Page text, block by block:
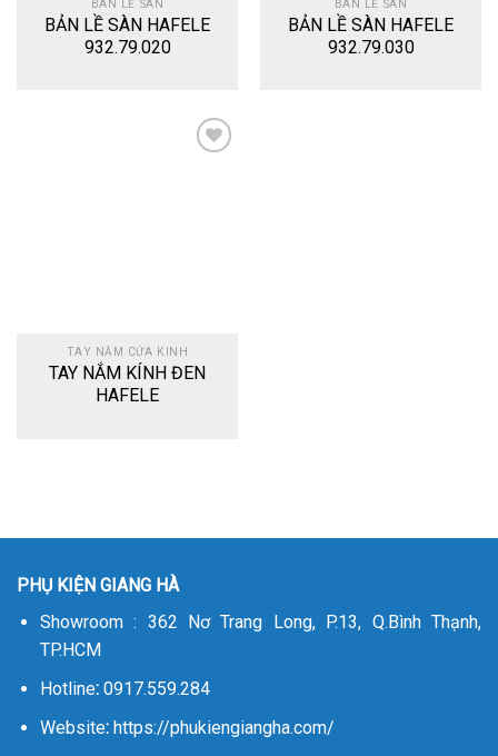
BÀN LỀ SÀN
BẢN LỀ SÀN HAFELE
932.79.020
BÀN LỀ SÀN
BẢN LỀ SÀN HAFELE
932.79.030
TAY NẮM CỬA KÍNH
TAY NẮM KÍNH ĐEN
HAFELE
PHỤ KIỆN GIANG HÀ
Showroom : 362 Nơ Trang Long, P.13, Q.Bình Thạnh,
TP.HCM
Hotline:0917.559.284
Website: https://phukiengiangha.com/